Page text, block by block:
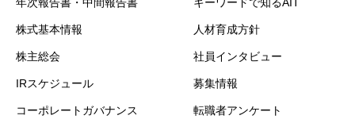
株式基本情報
株主総会
IRスケジュール
コーポレートガバナンス
人材育成方針
社員インタビュー
募集情報
転職者アンケート